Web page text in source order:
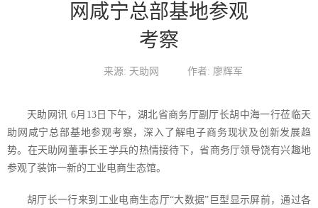
网咸宁总部基地参观
考察
来源: 天助网 作者: 廖辉军
天助网讯 6月 13日下午，湖北省商务厅副厅长胡中海一行莅临天
助网咸宁总部基地参观考察，深入了解电子商务现状及创新发展趋
势。在天助网董事长王学兵的热情接待下，省商务厅领导饶有兴趣地
参观了装饰一新的工业电商生态馆。
胡厅长一行来到工业电商生态厅“大数据”巨型显示屏前，通过各